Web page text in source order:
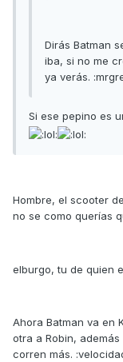
Dirás Batman
iba, si no me
ya verás.
Si ese pepino es
Hombre, el scooter
no se como querías
elburgo, tu de quien
Ahora Batman va en
otra a Robin,
corren más.